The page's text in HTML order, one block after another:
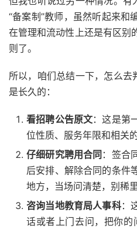
“备案制”教师，虽然听起来和
在管理和流动性上还是有区别
则了。
所以，咱们总结一下，怎么去
是长久的：
看招聘公告原文：这是第
位性质、服务年限和相关
仔细研究聘用合同 ：签合
后安排、解除合同的条件
地方，当场问清楚，别稀
咨询当地教育局人事科：
话或者上门去问，把你的